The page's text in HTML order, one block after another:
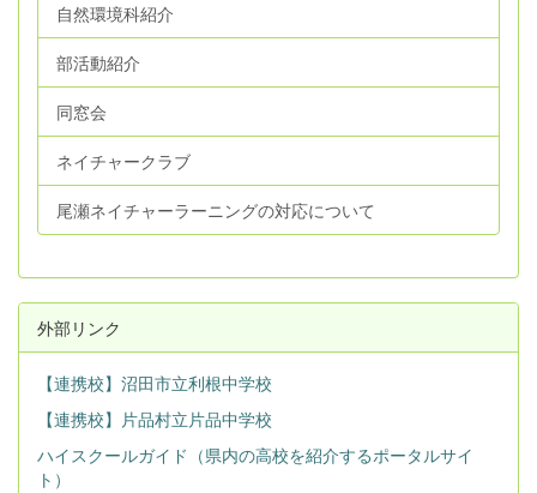
自然環境科紹介
部活動紹介
同窓会
ネイチャークラブ
尾瀬ネイチャーラーニングの対応について
外部リンク
【連携校】沼田市立利根中学校
【連携校】片品村立片品中学校
ハイスクールガイド（県内の高校を紹介するポータルサイ
ト）